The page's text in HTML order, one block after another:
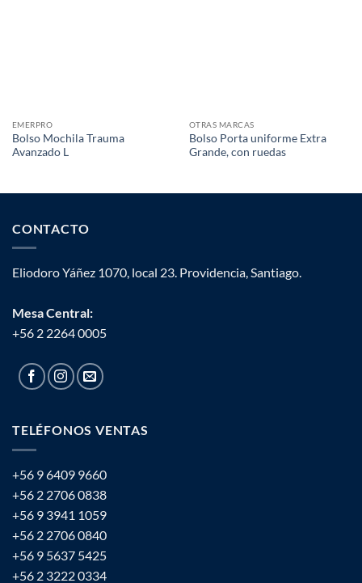
EMERPRO
Bolso Mochila Trauma
Avanzado L
OTRAS MARCAS
Bolso Porta uniforme Extra
Grande, con ruedas
CONTACTO
Eliodoro Yáñez 1070, local 23. Providencia, Santiago.
Mesa Central:
+56 2 2264 0005
TELÉFONOS VENTAS
+56 9 6409 9660
+56 2 2706 0838
+56 9 3941 1059
+56 2 2706 0840
+56 9 5637 5425
+56 2 3222 0334